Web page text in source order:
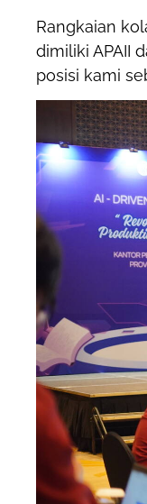
Rangkaian
dimiliki APAII
posisi kami